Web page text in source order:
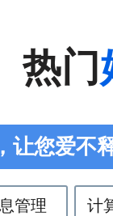
热门
让您爱不
管理 计